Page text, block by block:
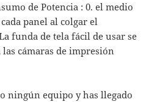
de Potencia : 0. el medio
panel al colgar el
funda de tela fácil de usar se
cámaras de impresión
ningún equipo y has llegado